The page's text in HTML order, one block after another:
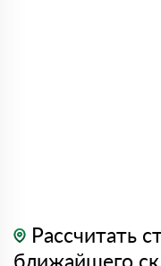
Рассчитать
ближайшего